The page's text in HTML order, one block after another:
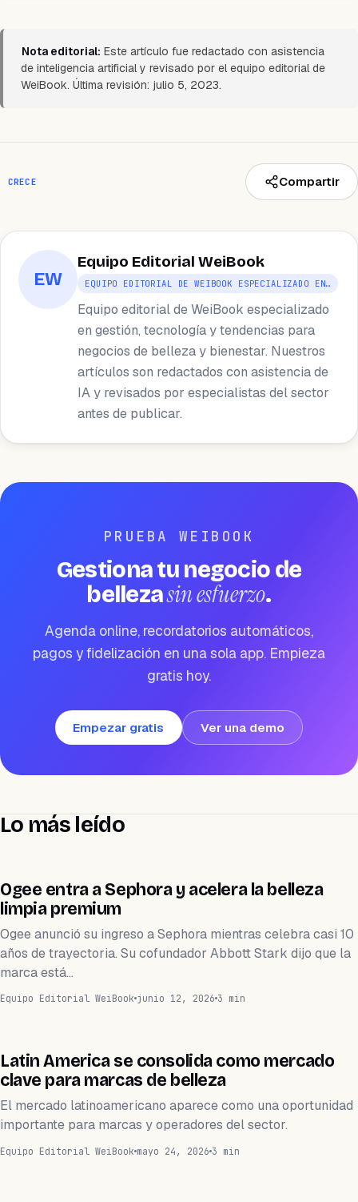
Nota editorial: Este artículo fue redactado con asistencia
de inteligencia artificial y revisado por el equipo editorial de
WeiBook. Última revisión: julio 5, 2023.
CRECE Compartir
EW
Equipo Editorial WeiBook
EQUIPO EDITORIAL DE WEIBOOK ESPECIALIZADO EN…
Equipo editorial de WeiBook especializado
en gestión, tecnología y tendencias para
negocios de belleza y bienestar. Nuestros
artículos son redactados con asistencia de
IA y revisados por especialistas del sector
antes de publicar.
PRUEBA WEIBOOK
Gestiona tu negocio de
bellezasin esfuerzo.
Agenda online, recordatorios automáticos,
pagos y fidelización en una sola app. Empieza
gratis hoy.
Empezar gratis Ver una demo
Lo más leído
Ogee entra a Sephora y acelera la belleza
limpia premium
Ogee anunció su ingreso a Sephora mientras celebra casi 10
años de trayectoria. Su cofundador Abbott Stark dijo que la
marca está…
Equipo Editorial WeiBook junio 12, 2026 3 min
CRECE
Latin America se consolida como mercado
clave para marcas de belleza
El mercado latinoamericano aparece como una oportunidad
importante para marcas y operadores del sector.
Equipo Editorial WeiBook mayo 24, 2026 3 min